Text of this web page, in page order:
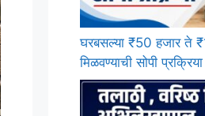
घरबसल्या ₹50 हजार ते
मिळवण्याची सोपी प्रक्रिया